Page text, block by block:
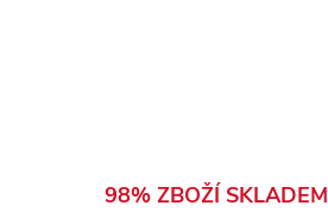
98% ZBOŽÍ SKLADEM